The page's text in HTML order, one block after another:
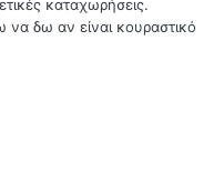
καταχωρήσεις.
να δω αν είναι κουραστικό